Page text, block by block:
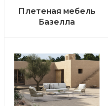
Плетеная мебель
Базелла